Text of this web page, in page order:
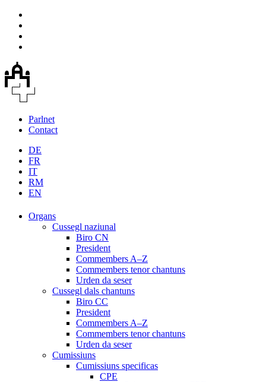
Parlnet
Contact
DE
FR
IT
RM
EN
Organs
Cussegl naziunal
Biro CN
President
Commembers A–Z
Commembers tenor chantuns
Urden da seser
Cussegl dals chantuns
Biro CC
President
Commembers A–Z
Commembers tenor chantuns
Urden da seser
Cumissiuns
Cumissiuns specificas
CPE